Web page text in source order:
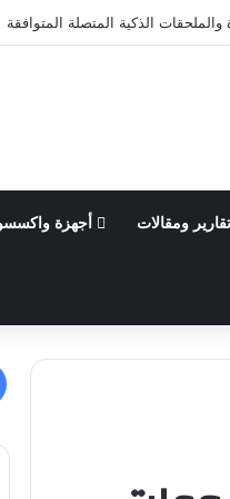
تقارير ومقالات أجهزة